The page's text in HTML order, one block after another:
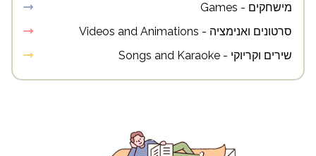
מישחקים - Games
סרטונים ואנימציה - Videos and Animations
שירים וקריוקי - Songs and Karaoke